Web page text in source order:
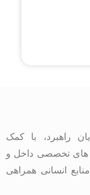
راهبرد، با کمک
های تخصصی داخل و
انسانی همراهی